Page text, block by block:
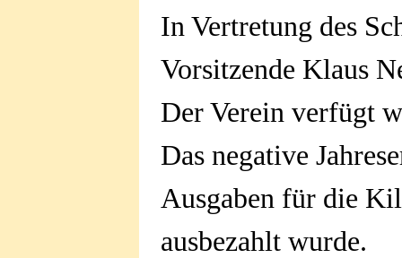
In Vertretung des
Vorsitzende Klaus
Der Verein verfügt
Das negative
Ausgaben für die
ausbezahlt wurde.